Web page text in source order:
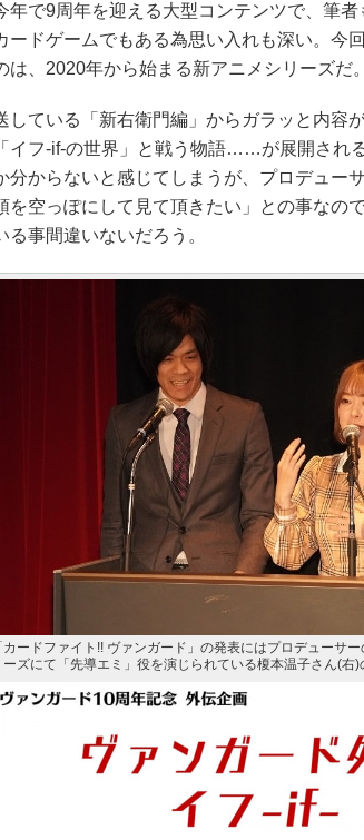
年で9周年を迎える大型コンテンツで、筆
ードゲームでもある為思い入れも深い。今
は、2020年から始まる新アニメシリーズだ。
ている「新右衛門編」からガラッと内容
イフ-if-の世界」と戦う物語……が展開され
分からないと感じてしまうが、プロデュー
を空っぽにして見て頂きたい」との事なの
る事間違いないだろう。
カードファイト!! ヴァンガード」の発表にはプロデューサ
ーズにて「先導エミ」役を演じられている榎本温子さん(右